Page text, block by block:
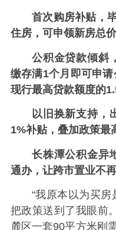
首次购房补贴，
住房，可申领新房总
公积金贷款倾斜
缴存满1个月即可申
现行最高贷款额度的
以旧换新支持，
1%补贴，叠加政策最
长株潭公积金异
通办，让跨市置业不再
“我原本以为买
把政策送到了我眼前
麓区一套90平方米刚